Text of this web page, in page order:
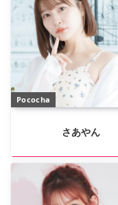
Pococha
さあやん